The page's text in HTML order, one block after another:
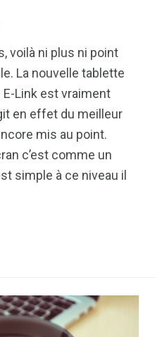
voilà ni plus ni point
La nouvelle tablette
Link est vraiment
en effet du meilleur
mis au point.
c’est comme un
simple à ce niveau il